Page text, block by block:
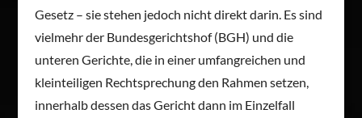
Gesetz – sie stehen jedoch nicht direkt darin. Es sind
vielmehr der Bundesgerichtshof (BGH) und die
unteren Gerichte, die in einer umfangreichen und
kleinteiligen Rechtsprechung den Rahmen setzen,
innerhalb dessen das Gericht dann im Einzelfall